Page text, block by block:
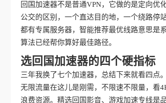
回国加速器不是普通VPN，它做的是定向优
公交的区别，一个直达目的地，一个绕路停站
都有专属服务器，智能推荐最优线路意思是
算法已经帮你算好最佳路径。
选回国加速器的四个硬指标
三年我换了七个加速器，总结下来就看四点
无限流量在这儿是刚需，不限速不限量，看
浪费资源。精选回国影音、游戏加速专线是